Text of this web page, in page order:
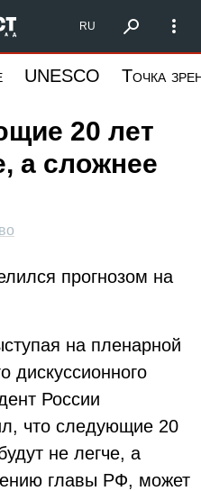
Северо-Запад
RU
UNESCO Точка
20 лет
а сложнее
прогнозом на
на пленарной
дискуссионного
России
что следующие 20
не легче, а
главы РФ, может